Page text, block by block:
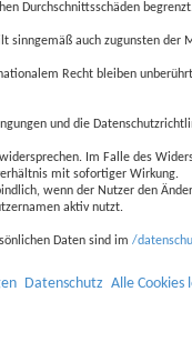
Durchschnittsschäden
sinngemäß auch zugunsten
Recht bleiben
und die
Im Falle des
mit sofortiger Wirkung.
wenn der Nutzer den
aktiv nutzt.
Daten sind im /
Alle Cookies
Datenschutz